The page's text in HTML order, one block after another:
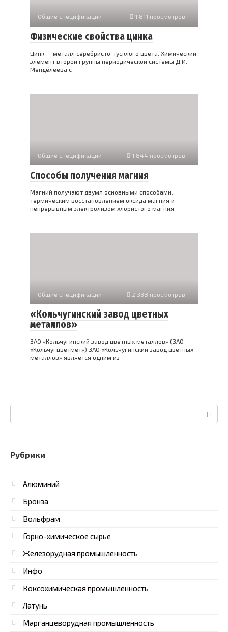
Общие спецификации 1 811 просмотров
Физические свойства цинка
Цинк — металл серебристо-тусклого цвета. Химический
элемент второй группы периодической системы Д.И.
Менделеева с
Общие спецификации 1 844 просмотров
Способы получения магния
Магний получают двумя основными способами:
термическим восстановлением оксида магния и
непрерывным электролизом хлористого магния.
Общие спецификации 2 338 просмотров
«Кольчугинский завод цветных
металлов»
ЗАО «Кольчугинский завод цветных металлов» (ЗАО
«Кольчугцветмет») ЗАО «Кольчугинский завод цветных
металлов» является одним из
Поиск:
Рубрики
Алюминий
Бронза
Вольфрам
Горно-химическое сырье
Железорудная промышленность
Инфо
Коксохимическая промышленность
Латунь
Марганцеворудная промышленность